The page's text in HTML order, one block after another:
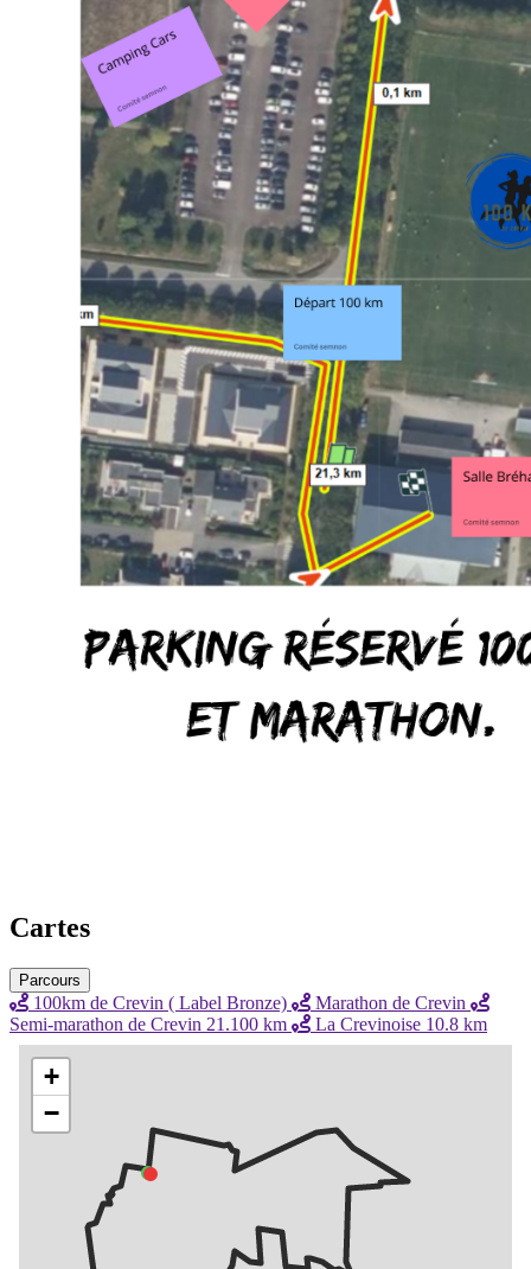
Cartes
Parcours
100km de Crevin ( Label Bronze)
Marathon de Crevin
Semi-marathon de Crevin 21.100 km
La Crevinoise 10.8 km